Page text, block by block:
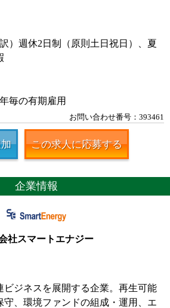
）週休2日制（原則土日祝日）、夏
毎の有期雇用
お問い合わせ番号：393461
この求人に応募する
企業情報
社スマートエナジー
ビジネスを展開する企業。再生可能
守、環境ファンドの組成・運用、エ